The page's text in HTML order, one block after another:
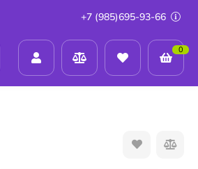
+7 (985)695-93-66
0